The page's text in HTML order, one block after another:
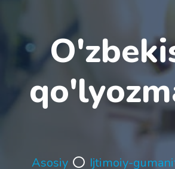
Asosiy Ijtimoiy-